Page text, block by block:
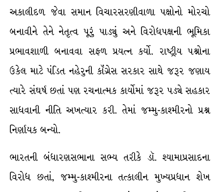
અકાલીદળ જેવા સમાન વિચારસરણીવાળા પક્ષોનો મોરચો
બનાવીને તેને નેતૃત્વ પૂરું પાડ્યું અને વિરોધપક્ષની ભૂમિકા
પ્રભાવશાળી બનાવવા સફળ પ્રયત્ન કર્યો. રાષ્ટ્રીય પશ્ર્નોના
ઉકેલ માટે પંડિત નહેરુની કૉંગ્રેસ સરકાર સાથે જરૂર જણાય
ત્યારે સંઘર્ષ છતાં પણ રચનાત્મક કાર્યોમાં જરૂર પડ્યે સહકાર
સાધવાની નીતિ અખત્યાર કરી. તેમાં જમ્મુ-કાશ્મીરનો પ્રશ્ન
નિર્ણાયક બન્યો.
ભારતની બંધારણસભાના સભ્ય તરીકે ડૉ. શ્યામાપ્રસાદના
વિરોધ છતાં, જમ્મુ-કાશ્મીરના તત્કાલીન મુખ્યપ્રધાન શેખ